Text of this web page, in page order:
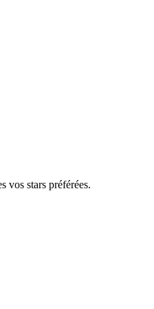
vos stars préférées.